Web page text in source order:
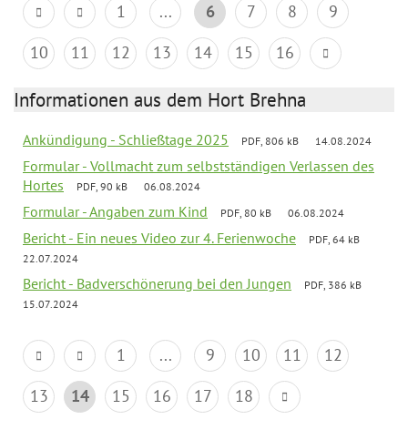
1 ... 6 7 8
9
10
11 12 13 14 15 16
Informationen aus dem Hort Brehna
Ankündigung - Schließtage 2025 PDF, 806 kB 14.08.2024
Formular - Vollmacht zum selbstständigen Verlassen des
Hortes
PDF, 90 kB 06.08.2024
Formular - Angaben zum Kind PDF, 80 kB 06.08.2024
Bericht - Ein neues Video zur 4. Ferienwoche
PDF, 64 kB
22.07.2024
Bericht - Badverschönerung bei den Jungen
PDF, 386 kB
15.07.2024
1 ... 9 10 11
12
13
14 15 16 17 18